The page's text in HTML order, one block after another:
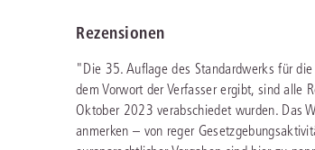
Rezensionen
"Die 35. Auflage des Standardwerks für
dem Vorwort der Verfasser ergibt, sind alle
Oktober 2023 verabschiedet wurden. Das
anmerken – von reger